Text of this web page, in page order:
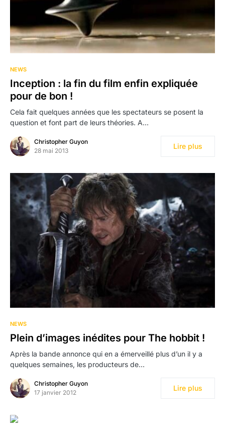
NEWS
Inception : la fin du film enfin expliquée
pour de bon !
Cela fait quelques années que les spectateurs se posent la
question et font part de leurs théories. A…
Christopher Guyon
28 mai 2013
Lire plus
NEWS
Plein d’images inédites pour The hobbit !
Après la bande annonce qui en a émerveillé plus d’un il y a
quelques semaines, les producteurs de…
Christopher Guyon
17 janvier 2012
Lire plus